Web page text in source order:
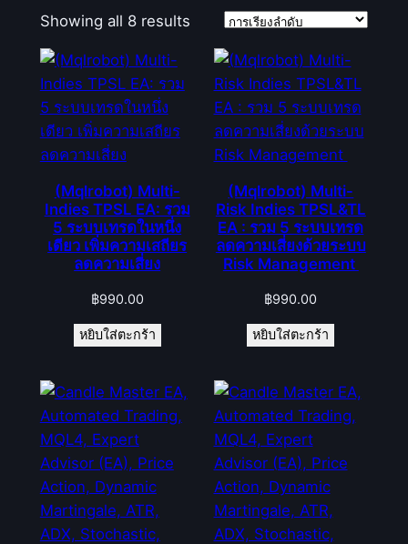
Showing all 8 results
(Mqlrobot) Multi-
Indies TPSL EA: รวม
5 ระบบเทรดในหนึ่ง
เดียว เพิ่มความเสถียร
ลดความเสี่ยง
฿990.00
หยิบใส่ตะกร้า
(Mqlrobot) Multi-
Risk Indies TPSL&TL
EA : รวม 5 ระบบเทรด
ลดความเสี่ยงด้วยระบบ
Risk Management
฿990.00
หยิบใส่ตะกร้า